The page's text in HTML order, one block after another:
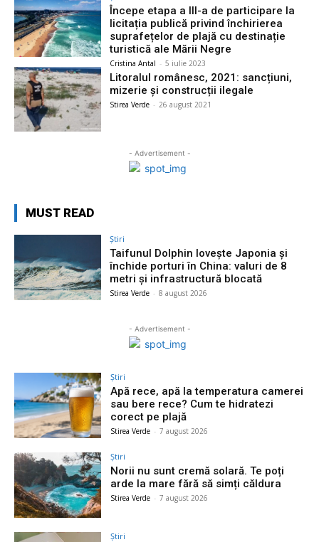
Începe etapa a III-a de participare la
licitația publică privind închirierea
suprafețelor de plajă cu destinație
turistică ale Mării Negre
Cristina Antal - 5 iulie 2023
Litoralul românesc, 2021: sancțiuni,
mizerie și construcții ilegale
Stirea Verde - 26 august 2021
- Advertisement -
MUST READ
Știri
Taifunul Dolphin lovește Japonia și
închide porturi în China: valuri de 8
metri și infrastructură blocată
Stirea Verde - 8 august 2026
- Advertisement -
Știri
Apă rece, apă la temperatura camerei
sau bere rece? Cum te hidratezi
corect pe plajă
Stirea Verde - 7 august 2026
Știri
Norii nu sunt cremă solară. Te poți
arde la mare fără să simți căldura
Stirea Verde - 7 august 2026
Știri